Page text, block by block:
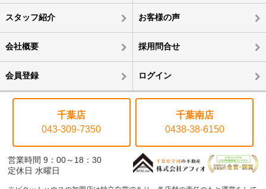
スタッフ紹介 お客様の声
会社概要 採用問合せ
会員登録 ログイン
千葉店
043-309-7350
千葉南店
0438-38-6150
営業時間 9：00～18：30
定休日 水曜日